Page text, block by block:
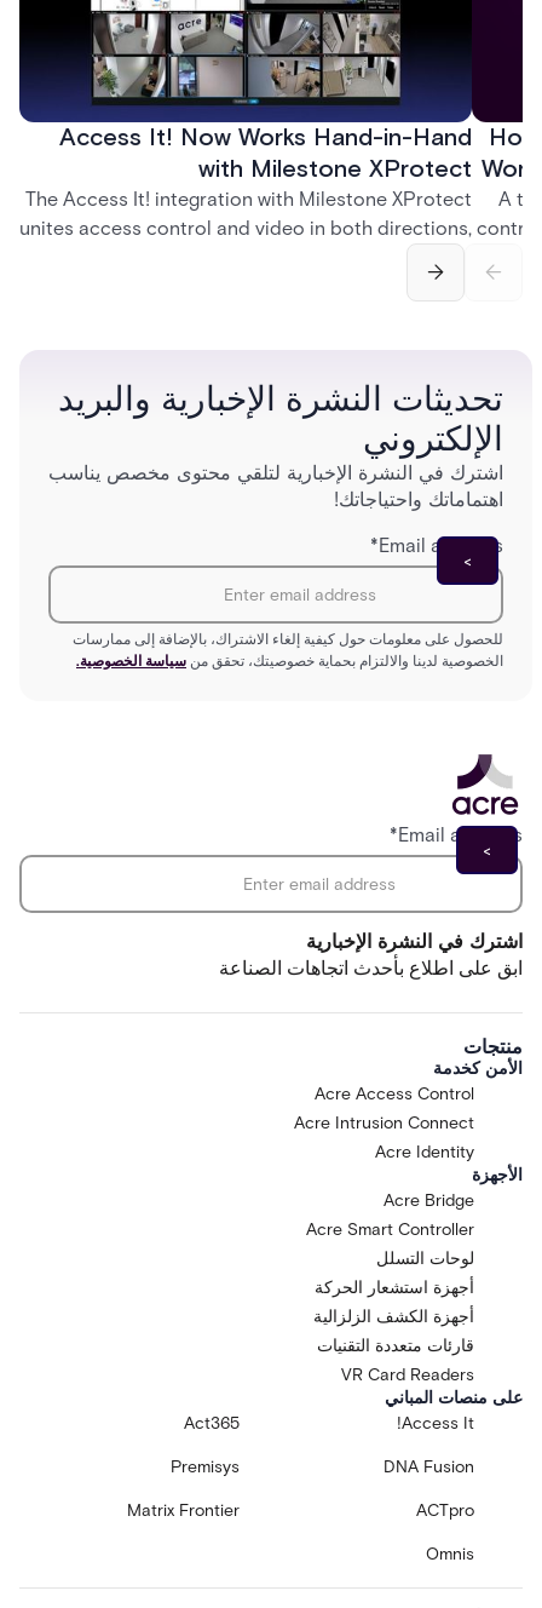
A
Access It! Now Works Hand-in-Hand
with Milestone XProtect
The Access It! integration with Milestone XProtect
unites access control and video in both directions,
command doors and devices from a single
تحديثات النشرة الإخبارية والبريد
الإلكتروني
اشترك في النشرة الإخبارية لتلقي محتوى مخصص يناسب
اهتماماتك واحتياجاتك!
Email address
*
للحصول على معلومات حول كيفية إلغاء الاشتراك، بالإضافة إلى ممارسات
الخصوصية لدينا والالتزام بحماية خصوصيتك، تحقق من سياسة الخصوصية.
اشترك في النشرة الإخبارية
ابق على اطلاع بأحدث اتجاهات الصناعة
Email address
*
منتجات
الأمن كخدمة
Acre Access Control
Acre Intrusion Connect
Acre Identity
الأجهزة
Acre Bridge
Acre Smart Controller
لوحات التسلل
أجهزة استشعار الحركة
أجهزة الكشف الزلزالية
قارئات متعددة التقنيات
VR Card Readers
على منصات المباني
Access It!
Act365
DNA Fusion
Premisys
ACTpro
Matrix Frontier
Omnis